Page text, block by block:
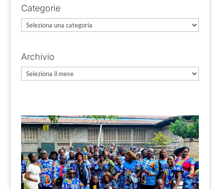
Categorie
Categorie
Archivio
Archivio